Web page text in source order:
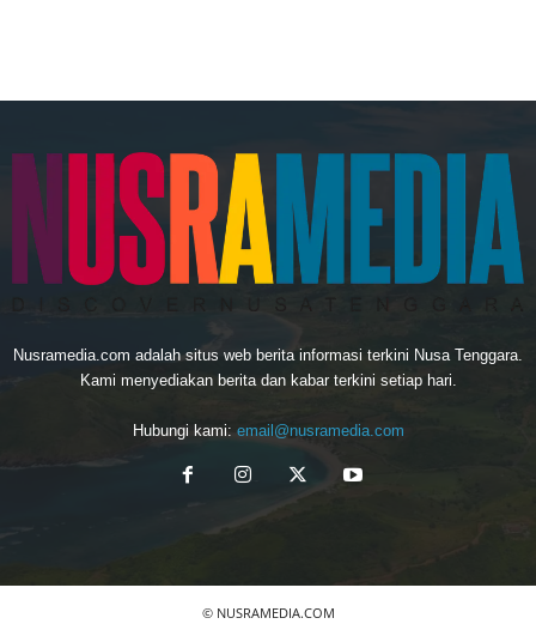
Nusramedia.com adalah situs web berita informasi terkini Nusa Tenggara.
Kami menyediakan berita dan kabar terkini setiap hari.
Hubungi kami: email@nusramedia.com
© NUSRAMEDIA.COM